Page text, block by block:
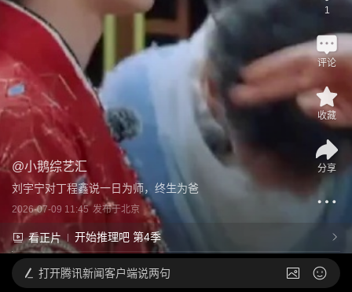
@小鹅综艺汇
刘宇宁对丁程鑫说一日为师，终生为爸
2026-07-09 11:45 发布于北京
看正片 开始推理吧 第4季
1
评论
收藏
分享
打开腾讯新闻客户端说两句